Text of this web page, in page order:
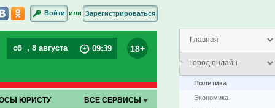
Главная
Город онлайн
Политика
Экономика
Войти или Зарегистрироваться
сб , 8 августа 09:39 18+
ЮРИСТУ ВСЕ СЕРВИСЫ